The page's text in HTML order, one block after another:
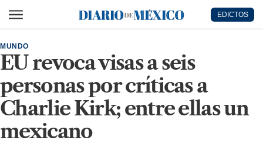
Diario de México
EDICTOS
EU revoca visas a seis
personas por críticas a
Charlie Kirk; entre ellas un
mexicano
MUNDO